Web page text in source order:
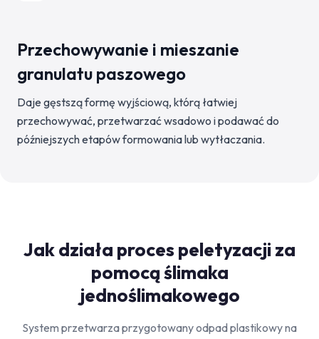
Przechowywanie i mieszanie
granulatu paszowego
Daje gęstszą formę wyjściową, którą łatwiej
przechowywać, przetwarzać wsadowo i podawać do
późniejszych etapów formowania lub wytłaczania.
Jak działa proces peletyzacji za
pomocą ślimaka
jednoślimakowego
System przetwarza przygotowany odpad plastikowy na